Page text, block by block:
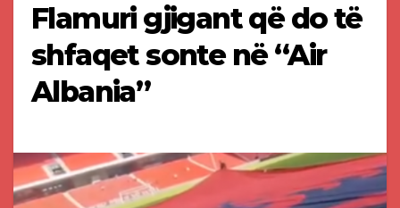
Flamuri gjigant që do të
shfaqet sonte në “Air
Albania”